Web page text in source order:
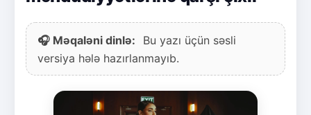
🎧 Məqaləni dinlə:
Bu yazı üçün səsli
versiya hələ hazırlanmayıb.